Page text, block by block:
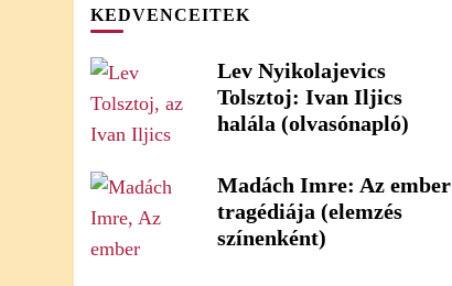
KEDVENCEITEK
Lev Nyikolajevics
Tolsztoj: Ivan Iljics
halála (olvasónapló)
Madách Imre: Az ember
tragédiája (elemzés
színenként)